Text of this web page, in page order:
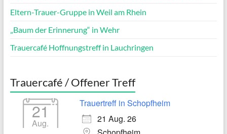
Eltern-Trauer-Gruppe in Weil am Rhein
„Baum der Erinnerung“ in Wehr
Trauercafé Hoffnungstreff in Lauchringen
Trauercafé / Offener Treff
21
Aug.
Trauertreff in Schopfheim
21 Aug. 26